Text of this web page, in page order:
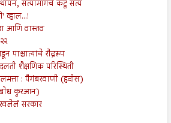
सत्यामागचे कटू सत्य
आणि वास्तव
रौद्ररूप
शैक्षणिक परिस्थिती
: पैगंबरवाणी (हदीस)
कुरआन)
सरकार